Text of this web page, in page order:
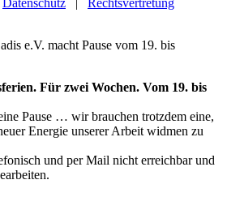
Datenschutz | Rechtsvertretung
Für zwei Wochen. Vom 19. bis
Pause … wir brauchen trotzdem eine,
Energie unserer Arbeit widmen zu
und per Mail nicht erreichbar und